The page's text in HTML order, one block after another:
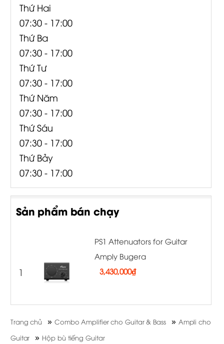
Thứ Hai
07:30 - 17:00
Thứ Ba
07:30 - 17:00
Thứ Tư
07:30 - 17:00
Thứ Năm
07:30 - 17:00
Thứ Sáu
07:30 - 17:00
Thứ Bảy
07:30 - 17:00
Sản phẩm bán chạy
1
PS1 Attenuators for Guitar
Amply Bugera
3,430,000₫
Trang chủ »Combo Amplifier cho Guitar & Bass » Ampli cho
Guitar
» Hộp bù tiếng Guitar